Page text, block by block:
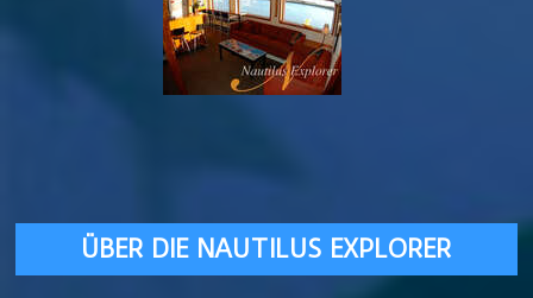
ÜBER DIE NAUTILUS EXPLORER